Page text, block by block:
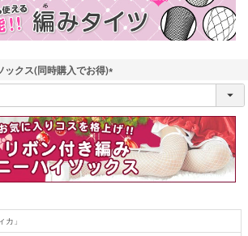
ックス(同時購入でお得)
(
必
須
)
カ」